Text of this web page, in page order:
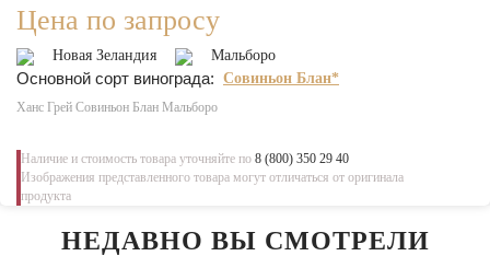
Цена по запросу
Новая Зеландия Мальборо
Основной сорт винограда: Совиньон Блан*
Ханс Грей Совиньон Блан Мальборо
Наличие и стоимость товара уточняйте по 8 (800) 350 29 40
Изображения представленного товара могут отличаться от оригинала
продукта
НЕДАВНО ВЫ СМОТРЕЛИ